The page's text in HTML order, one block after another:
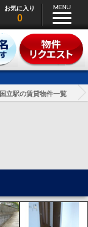
お気に入り
0
国立駅の賃貸物件一覧